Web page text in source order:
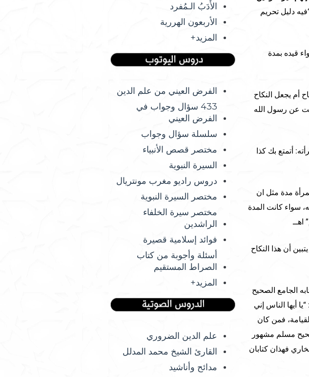
دليل تحريم
قيده بمدة
أم يجعل النكاح
عن رسول الله
أتمتع بك كذا
مدة مثل ان
سواء كانت المدة
أن هذا النكاح
الجامع الصحيح
أيها الناس إني
فمن كان
مسلم مشهور
فهذان كتابان
الأَدَبُ الـمُفرد
الأربعون الهررية
المزيد+
الفرض العيني من علم الدين
433 سؤال وجواب في
الفرض العيني
سلسلة سؤال وجواب
مختصر قصص الأنبياء
السيرة النبوية
دروس راديو مغرب مونتريال
مختصر السيرة النبوية
مختصر سيرة الخلفاء
الراشدين
فوائد إسلامية قصيرة
أسئلة وأجوبة من كتاب
الصراط المستقيم
المزيد+
علم الدين الضروري
القارئ الشيخ محمد المدلل
مدائح وأناشيد